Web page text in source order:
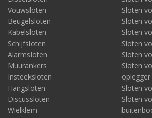
Vouwsloten
Beugelsloten
Kabelsloten
Schijfsloten
Alarmsloten
Muurankers
Insteeksloten
Hangsloten
Discussloten
Wielklem
Sloten
Sloten
Sloten
Sloten
Sloten
Sloten
oplegger
Sloten
Sloten